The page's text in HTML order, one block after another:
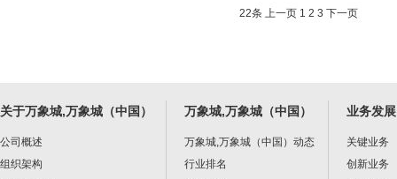
22条 上一页 1 2 3 下一页
关于万象城,万象城（中国）
公司概述
组织架构
万象城,万象城（中国）
万象城,万象城（中国）动态
行业排名
业务发展
关键业务
创新业务